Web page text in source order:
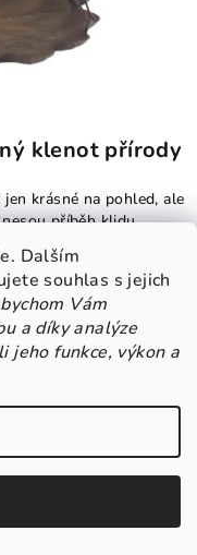
Dalším
souhlas s jejich
Vám
a díky analýze
jeho funkce, výkon a
klenot přírody
krásné na pohled, ale
příběh klidu,
s přírodou.
ptákůje právě
poetiky, který visí mezi
se místem tiché
pro život – a vy se
která se odehrává